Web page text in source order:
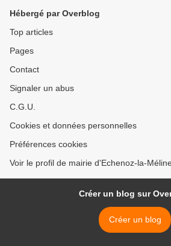
Hébergé par Overblog
Top articles
Pages
Contact
Signaler un abus
C.G.U.
Cookies et données personnelles
Préférences cookies
Voir le profil de mairie d'Echenoz-la-
Créer un blog sur
Créer un blog